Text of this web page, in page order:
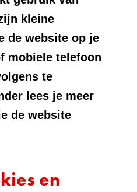
kleine
de website op je
mobiele telefoon
te
lees je meer
de website
en